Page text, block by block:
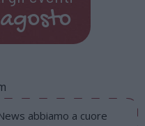
agosto
abbiamo a cuore